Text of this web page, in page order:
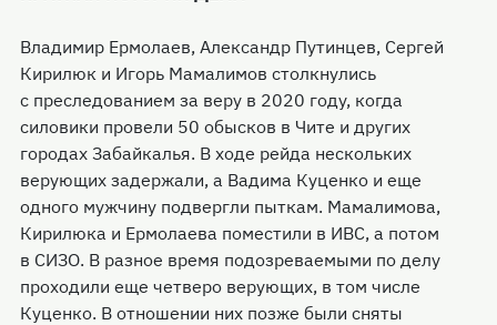
Владимир Ермолаев, Александр Путинцев, Сергей
Кирилюк и Игорь Мамалимов столкнулись
с преследованием за веру в 2020 году, когда
силовики провели 50 обысков в Чите и других
городах Забайкалья. В ходе рейда нескольких
верующих задержали, а Вадима Куценко и еще
одного мужчину подвергли пыткам. Мамалимова,
Кирилюка и Ермолаева поместили в ИВС, а потом
в СИЗО. В разное время подозреваемыми по делу
проходили еще четверо верующих, в том числе
Куценко. В отношении них позже были сняты